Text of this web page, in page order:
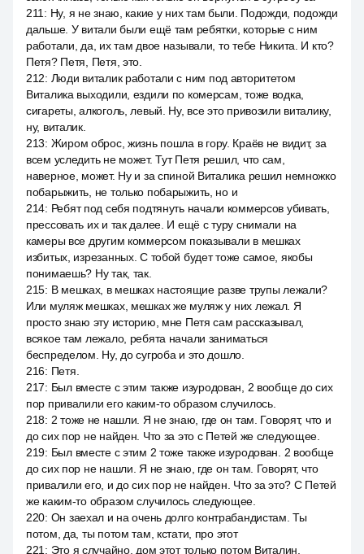
211 : Ну, я не знаю, какие у них там были. Подожди, подожди
дальше. У витали были ещё там ребятки, которые с ним
работали, да, их там двое называли, то тебе Никита. И кто?
Петя? Петя, Петя, это.
212: Люди виталик работали с ним под авторитетом
Виталика выходили, ездили по комерсам, тоже водка,
сигареты, алкоголь, левый. Ну, все это привозили виталику,
ну, виталик.
213: Жиром оброс, жизнь пошла в гору. Краёв не видит, за
всем уследить не может. Тут Петя решил, что сам,
наверное, может. Ну и за спиной Виталика решил немножко
побарыжить, не только побарыжить, но и
214: Ребят под себя подтянуть начали коммерсов убивать,
прессовать их и так далее. И ещё с туру снимали на
камеры все другим коммерсом показывали в мешках
избитых, изрезанных. С тобой будет тоже самое, якобы
понимаешь? Ну так, так.
215: В мешках, в мешках настоящие разве трупы лежали?
Или муляж мешках, мешках же муляж у них лежал. Я
просто знаю эту историю, мне Петя сам рассказывал,
всякое там лежало, ребята начали заниматься
беспределом. Ну, до сугроба и это дошло.
216: Петя.
217: Был вместе с этим также изуродован, 2 вообще до сих
пор привалили его каким-то образом случилось.
218: 2 тоже не нашли. Я не знаю, где он там. Говорят, что и
до сих пор не найден. Что за это с Петей же следующее.
219: Был вместе с этим 2 тоже также изуродован. 2 вообще
до сих пор не нашли. Я не знаю, где он там. Говорят, что
привалили его, и до сих пор не найден. Что за это? С Петей
же каким-то образом случилось следующее.
220: Он заехал и на очень долго контрабандистам. Ты
потом, да, ты потом там, кстати, про этот
221 : Это я случайно, дом этот только потом Виталин,